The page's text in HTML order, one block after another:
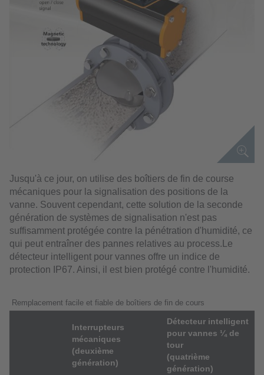
Jusqu'à ce jour, on utilise des boîtiers de fin de course
mécaniques pour la signalisation des positions de la
vanne. Souvent cependant, cette solution de la seconde
génération de systèmes de signalisation n'est pas
suffisamment protégée contre la pénétration d'humidité, ce
qui peut entraîner des pannes relatives au process.Le
détecteur intelligent pour vannes offre un indice de
protection IP67. Ainsi, il est bien protégé contre l'humidité.
Remplacement facile et fiable de boîtiers de fin de cours
Interrupteurs
mécaniques
(deuxième
génération)
Détecteur intelligent
pour vannes ¼ de
tour
(quatrième
génération)